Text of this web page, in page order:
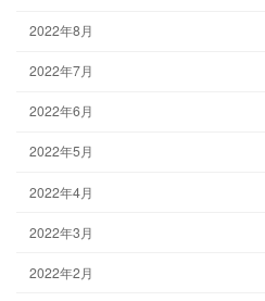
2022年8月
2022年7月
2022年6月
2022年5月
2022年4月
2022年3月
2022年2月